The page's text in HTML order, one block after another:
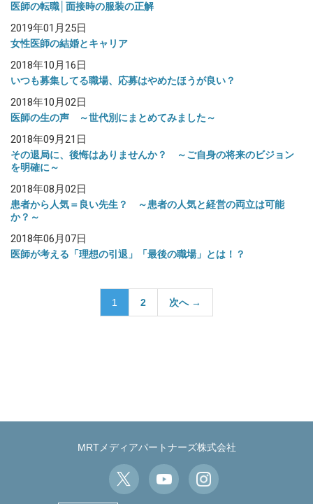
医師の転職│面接時の服装の正解
2019年01月25日
女性医師の結婚とキャリア
2018年10月16日
いつも募集してる職場、応募はやめたほうが良い？
2018年10月02日
医師の生の声 ～世代別にまとめてみました～
2018年09月21日
その退局に、後悔はありませんか？ ～ご自身の将来のビジョン
を明確に～
2018年08月02日
患者から人気＝良い先生？ ～患者の人気と経営の両立は可能
か？～
2018年06月07日
医師が考える「理想の引退」「最後の職場」とは！？
送
1 2 次へ →
MRTメディアパートナーズ株式会社